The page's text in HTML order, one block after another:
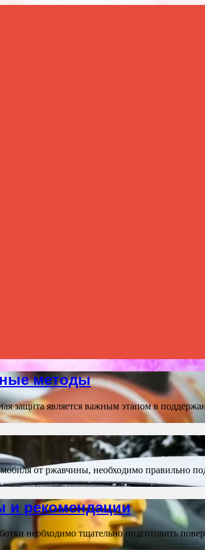
методы
защита является важным этапом в
от ржавчины, необходимо правильно
и рекомендации
необходимо тщательно подготовить